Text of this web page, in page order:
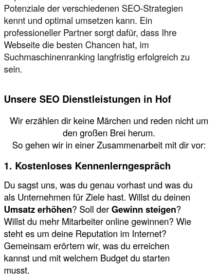
Potenziale der verschiedenen SEO-Strategien
kennt und optimal umsetzen kann. Ein
professioneller Partner sorgt dafür, dass Ihre
Webseite die besten Chancen hat, im
Suchmaschinenranking langfristig erfolgreich zu
sein.
Unsere SEO Dienstleistungen in Hof
Wir erzählen dir keine Märchen und reden nicht um
den großen Brei herum.
So gehen wir in einer Zusammenarbeit mit dir vor:
1. Kostenloses Kennenlerngespräch
Du sagst uns, was du genau vorhast und was du
als Unternehmen für Ziele hast. Willst du deinen
Umsatz erhöhen? Soll derGewinn steigen?
Willst du mehr Mitarbeiter online gewinnen? Wie
steht es um deine Reputation im Internet?
Gemeinsam erörtern wir, was du erreichen
kannst und mit welchem Budget du starten
musst.